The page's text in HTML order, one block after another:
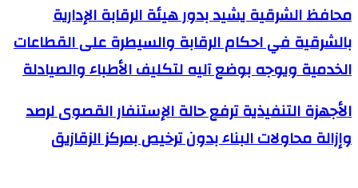
محافظ الشرقية يشيد بدور هيئة الرقابة الإدارية
بالشرقية في احكام الرقابة والسيطرة على القطاعات
الخدمية ويوجه بوضع آليه لتكليف الأطباء والصيادلة
الأجهزة التنفيذية ترفع حالة الإستنفار القصوى لرصد
وإزالة محاولات البناء بدون ترخيص بمركز الزقازيق